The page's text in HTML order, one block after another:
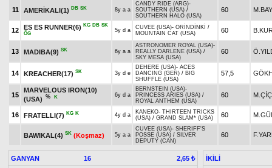
11 AMERİKALI(1) DB SK 8y a a
CANDY RIDE (ARG)-
SOUTHERN (USA) /
SOUTHERN HALO (USA)
60
12 ES ES RUNNER(6) KG DB SK
ÖG
5y d a CUVEE (USA)- ORİNDİNKİ /
MOUNTAIN CAT (USA)
60
13 MADIBA(9) SK 6y a a
ASTRONOMER ROYAL (USA)-
REALLY DARLENE (USA) /
SKY MESA (USA)
60
14 KREACHER(17) SK 3y d e
DEHERE (USA)- ACES
DANCING (GER) / BIG
SHUFFLE (USA)
57,5
15
MARVELOUS IRON(10)
(USA) % K 6y d a
BERNSTEIN (USA)-
PRINCESS ARIES (USA) /
ROYAL ANTHEM (USA)
60
16 FRATELLI(7) KG K 4y d a KANEKO- THIRTEEN TRICKS
(USA) / GRAND SLAM* (USA) 60
BAWIKAL(4) SK (Koşmaz) 5y a a
CUVEE (USA)- SHERIFF'S
POSSE (USA) / SILVER
DEPUTY (CAN)
60
GANYAN 16
2,65 ₺
İKİLİ